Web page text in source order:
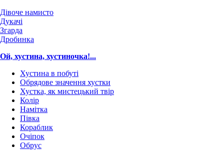
Дівоче намисто
Дукачі
Згарда
Дробинка
Ой, хустина, хустиночка!...
Хустина в побуті
Обрядове значення хустки
Хустка, як мистецький твір
Колір
Намітка
Півка
Кораблик
Очіпок
Обрус